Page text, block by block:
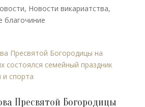
, Новости викариатства,
благочиние
Пресвятой Богородицы